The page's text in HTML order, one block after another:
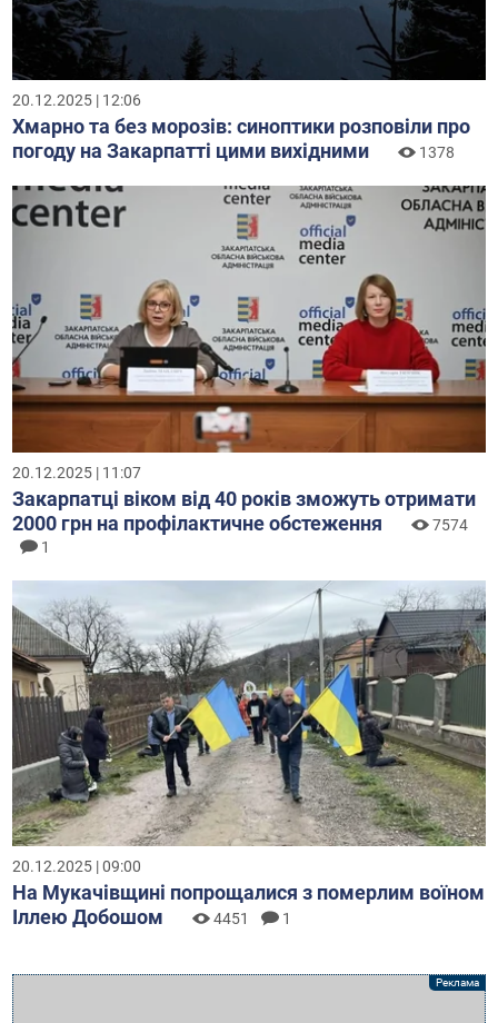
20.12.2025 | 12:06
Хмарно та без морозів: синоптики розповіли про
погоду на Закарпатті цими вихідними
1378
20.12.2025 | 11:07
Закарпатці віком від 40 років зможуть отримати
2000 грн на профілактичне обстеження
7574
1
20.12.2025 | 09:00
На Мукачівщині попрощалися з померлим воїном
Іллею Добошом
4451 1